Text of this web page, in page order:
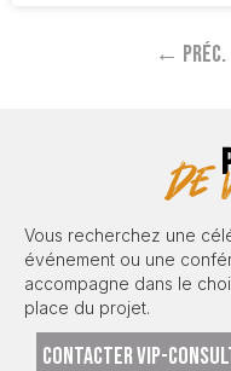
← Préc. |
de
Vous recherchez une
événement ou une
accompagne dans le
place du projet.
CONTACTER VIP-